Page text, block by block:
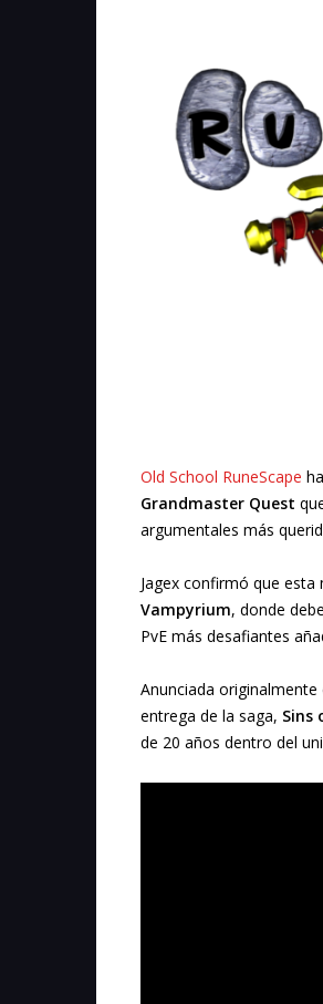
Old School RuneScape
Grandmaster Quest
argumentales más
Jagex confirmó que esta
Vampyrium, donde
PvE más desafiantes
Anunciada
entrega de la saga, Sins
de 20 años dentro del